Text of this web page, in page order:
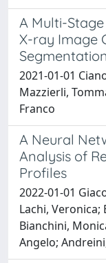
A Multi-
X-ray Image
Segmentation
2021-01-01
Mazzierli,
Franco
A Neural
Analysis of
Profiles
2022-01-01
Lachi,
Bianchini,
Angelo;